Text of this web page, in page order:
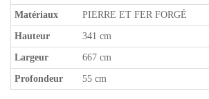
Matériaux PIERRE ET FER FORGÉ
Hauteur 341 cm
Largeur 667 cm
Profondeur 55 cm